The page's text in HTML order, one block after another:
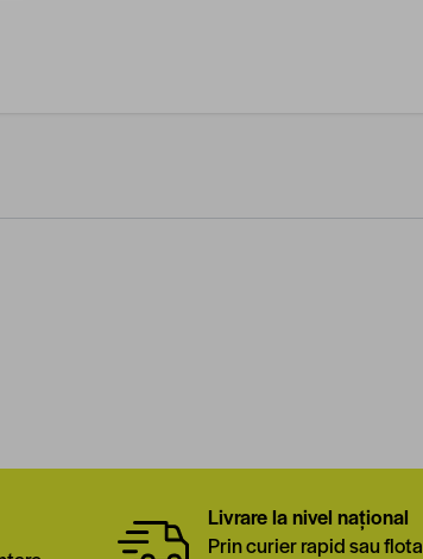
Livrare la nivel național
Prin curier rapid sau flota